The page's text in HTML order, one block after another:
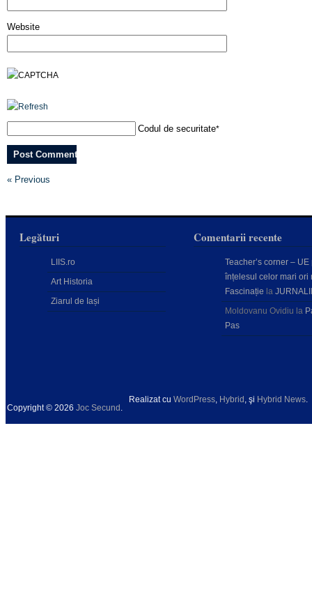
Website
Codul de securitate*
« Previous
Legături
LIIS.ro
Art Historia
Ziarul de Iași
Comentarii recente
Teacher’s corner – UE
înțelesul celor mari ori
Fascinație la
Moldovanu Ovidiu la
Pas
Copyright © 2026 Joc Secund .
Realizat cu WordPress, Hybrid , şi Hybrid News.